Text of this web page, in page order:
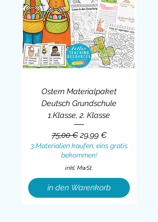
Ostern Materialpaket
Deutsch Grundschule
1.Klasse, 2. Klasse
Standardpreis
75,00 € Sale-Preis
29,99 €
3 Materialien kaufen, eins gratis
bekommen!
inkl. MwSt.
in den Warenkorb